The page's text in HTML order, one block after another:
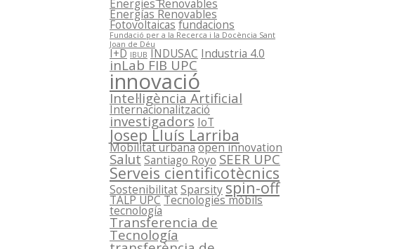
Energies Renovables
Energías Renovables
Fotovoltaicasfundacions
Fundació per a la Recerca i la Docència Sant
Joan de Déu
I+D IBUB INDUSAC Industria 4.0
inLab FIB UPC
innovació
Intel·ligència Artificial
Internacionalització
investigadors IoT
Josep Lluís Larriba
Mobilitat urbanaopen innovation
SalutSantiago Royo SEER UPC
Serveis cientificotècnics
SostenibilitatSparsityspin-off
TALP UPCTecnologies mòbils
tecnología
Transferencia de
Tecnología